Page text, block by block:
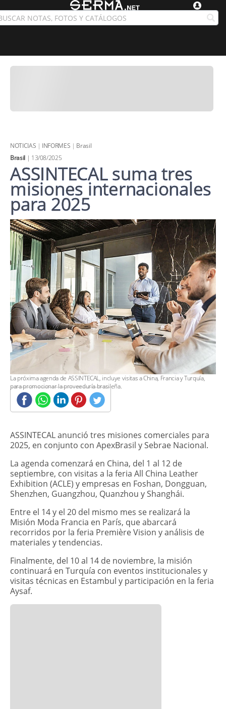
NOTICIAS | INFORMES | Brasil
Brasil| 13/08/2025
ASSINTECAL suma tres
misiones internacionales
para 2025
​La próxima agenda de ASSINTECAL, incluye visitas a China, Francia y Turquía,
para promocionar la proveeduría brasileña.
​ASSINTECAL anunció tres misiones comerciales para
2025, en conjunto con ApexBrasil y Sebrae Nacional.
La agenda comenzará en China, del 1 al 12 de
septiembre, con visitas a la feria All China Leather
Exhibition (ACLE) y empresas en Foshan, Dongguan,
Shenzhen, Guangzhou, Quanzhou y Shanghái.
Entre el 14 y el 20 del mismo mes se realizará la
Misión Moda Francia en París, que abarcará
recorridos por la feria Première Vision y análisis de
materiales y tendencias.
Finalmente, del 10 al 14 de noviembre, la misión
continuará en Turquía con eventos institucionales y
visitas técnicas en Estambul y participación en la feria
Aysaf.